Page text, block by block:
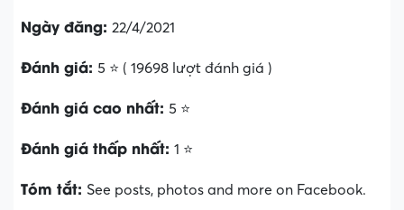
Ngày đăng: 22/4/2021
Đánh giá: 5 ⭐ ( 19698 lượt đánh giá )
Đánh giá cao nhất: 5 ⭐
Đánh giá thấp nhất: 1 ⭐
Tóm tắt: See posts, photos and more on Facebook.